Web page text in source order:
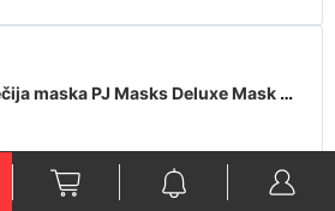
HASBRO Dečija maska PJ Masks Deluxe Mask set plava